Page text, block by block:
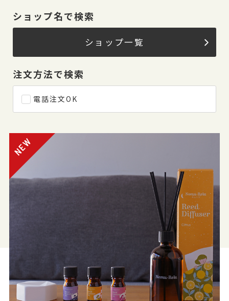
ショップ名で検索
ショップ一覧
注文方法で検索
電話注文OK